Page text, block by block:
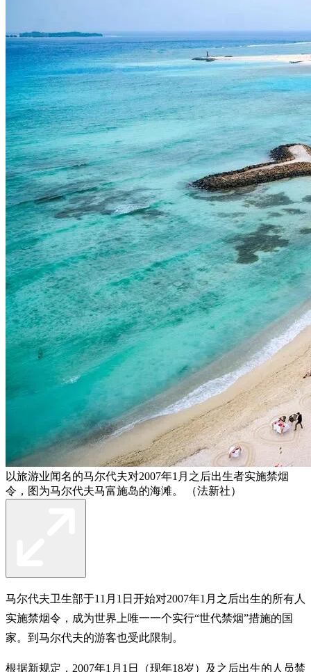
以旅游业闻名的马尔代夫对2007年1月之后出生者实施禁烟
令，图为马尔代夫马富施岛的海滩。 （法新社）
马尔代夫卫生部于11月1日开始对2007年1月之后出生的所有人
实施禁烟令，成为世界上唯一一个实行“世代禁烟”措施的国
家。到马尔代夫的游客也受此限制。
根据新规定，2007年1月1日（现年18岁）及之后出生的人员禁